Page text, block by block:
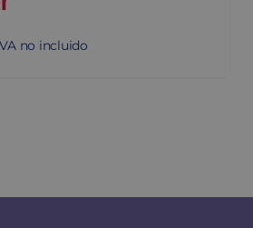
no incluido